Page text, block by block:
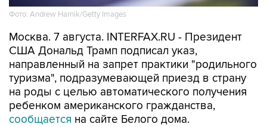
Фото: Andrew Harnik/Getty Images
Москва. 7 августа. INTERFAX.RU - Президент
США Дональд Трамп подписал указ,
направленный на запрет практики "родильного
туризма", подразумевающей приезд в страну
на роды с целью автоматического получения
ребенком американского гражданства,
сообщается на сайте Белого дома.